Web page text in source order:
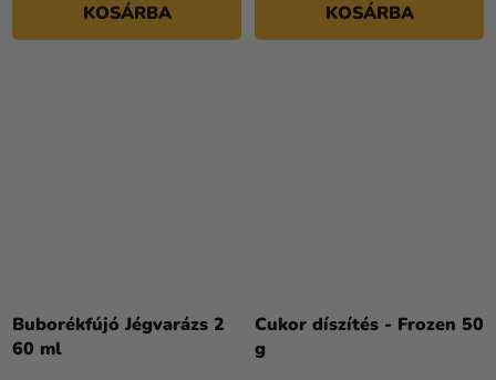
KOSÁRBA KOSÁRBA
Buborékfújó Jégvarázs 2
60 ml
Cukor díszítés - Frozen 50
g